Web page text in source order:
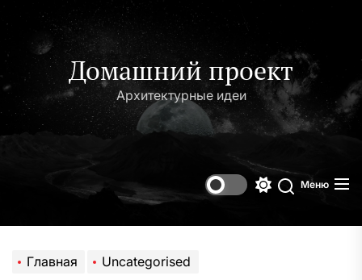
содержимому
Домашний проект
Архитектурные идеи
Поиск
Меню
Главная
Uncategorised